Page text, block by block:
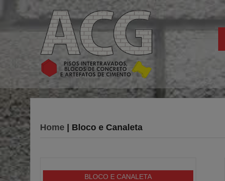
Home | Bloco e Canaleta
BLOCO E CANALETA